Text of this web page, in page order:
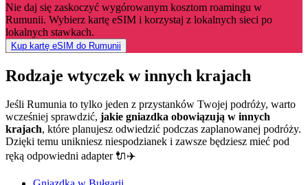
Nie daj się zaskoczyć wygórowanym kosztom roamingu w
Rumunii. Wybierz kartę eSIM i korzystaj z lokalnych sieci po
lokalnych stawkach.
Kup kartę eSIM do Rumunii
Rodzaje wtyczek w innych krajach
Jeśli Rumunia to tylko jeden z przystanków Twojej podróży, warto
wcześniej sprawdzić, jakie gniazdka obowiązują w innych
krajach, które planujesz odwiedzić podczas zaplanowanej podróży.
Dzięki temu unikniesz niespodzianek i zawsze będziesz mieć pod
ręką odpowiedni adapter 🔌✈️